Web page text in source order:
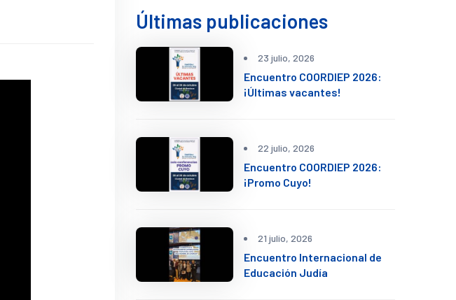
Últimas publicaciones
23 julio, 2026
Encuentro COORDIEP 2026:
¡Últimas vacantes!
22 julio, 2026
Encuentro COORDIEP 2026:
¡Promo Cuyo!
21 julio, 2026
Encuentro Internacional de
Educación Judía